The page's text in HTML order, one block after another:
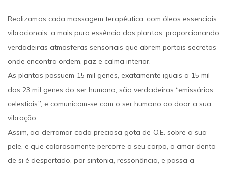
Realizamos cada massagem terapêutica, com óleos essenciais
vibracionais, a mais pura essência das plantas, proporcionando
verdadeiras atmosferas sensoriais que abrem portais secretos
onde encontra ordem, paz e calma interior.
As plantas possuem 15 mil genes, exatamente iguais a 15 mil
dos 23 mil genes do ser humano, são verdadeiras “emissárias
celestiais”, e comunicam-se com o ser humano ao doar a sua
vibração.
Assim, ao derramar cada preciosa gota de O.E. sobre a sua
pele, e que calorosamente percorre o seu corpo, o amor dento
de si é despertado, por sintonia, ressonância, e passa a